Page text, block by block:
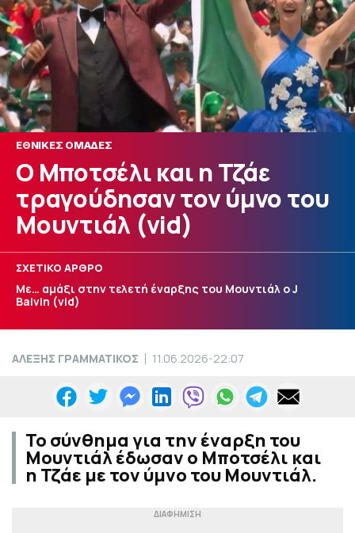
ΕΘΝΙΚΕΣ ΟΜΑΔΕΣ
Ο Μποτσέλι και η Τζάε
τραγούδησαν τον ύμνο του
Μουντιάλ (vid)
ΣΧΕΤΙΚΟ ΑΡΘΡΟ
Με… αμάξι στην τελετή έναρξης του Μουντιάλ ο J
Balvin (vid)
ΑΛΕΞΗΣ ΓΡΑΜΜΑΤΙΚΟΣ 11.06.2026-22:07
Το σύνθημα για την έναρξη του
Μουντιάλ έδωσαν ο Μποτσέλι και
η Τζάε με τον ύμνο του Μουντιάλ.